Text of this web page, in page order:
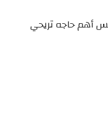
أهم حاجه تريحي